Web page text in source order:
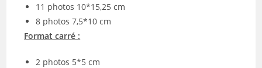
11 photos 10*15,25 cm
8 photos 7,5*10 cm
Format carré :
2 photos 5*5 cm